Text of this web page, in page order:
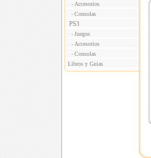
- Accesorios
- Consolas
PS3
- Juegos
- Accesorios
- Consolas
Libros y Guias